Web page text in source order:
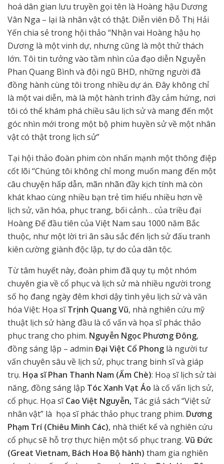
hoá dân gian lưu truyền gọi tên là Hoàng hậu Dương
Vân Nga – lại là nhân vật có thật. Diễn viên Đỗ Thị Hải
Yến chia sẻ trong hội thảo “Nhận vai Hoàng hậu họ
Dương là một vinh dự, nhưng cũng là một thử thách
lớn. Tôi tin tưởng vào tầm nhìn của đạo diễn Nguyễn
Phan Quang Bình và đội ngũ BHD, những người đã
đồng hành cùng tôi trong nhiều dự án. Đây không chỉ
là một vai diễn, mà là một hành trình đầy cảm hứng, nơi
tôi có thể khám phá chiều sâu lịch sử và mang đến một
góc nhìn mới trong một bộ phim huyền sử về một nhân
vật có thật trong lịch sử”
Tại hội thảo đoàn phim còn nhấn mạnh một thông điệp
cốt lõi “Chúng tôi không chỉ mong muốn mang đến một
câu chuyện hấp dẫn, mãn nhãn đầy kịch tính mà còn
khát khao cùng nhiều bạn trẻ tìm hiểu nhiều hơn về
lịch sử, văn hóa, phục trang, bối cảnh… của triều đại
Hoàng Đế đầu tiên của Việt Nam sau 1000 năm Bắc
thuộc, như một lời tri ân sâu sắc đến lịch sử đấu tranh
kiên cường giành độc lập, tự do của dân tộc.
Từ tâm huyết này, đoàn phim đã quy tụ một nhóm
chuyên gia về cổ phục và lịch sử mà nhiều người trong
số họ đang ngày đêm khơi dậy tình yêu lịch sử và văn
hóa Việt: Họa sĩTrịnh Quang Vũ, nhà nghiên cứu mỹ
thuật lịch sử hàng đầu là cố vấn và họa sĩ phác thảo
phục trang cho phim. Nguyễn Ngọc Phương Đông,
đồng sáng lập – admin Đại Việt Cổ Phong là người tư
vấn chuyên sâu về lịch sử, phục trang binh sĩ và giáp
trụ. Họa sĩ Phan Thanh Nam (Ấm Chè): Hoạ sĩ lịch sử tài
năng, đồng sáng lập Tóc Xanh Vạt Áo là cố vấn lịch sử,
cổ phục. Họa sĩCao Việt Nguyễn, Tác giả sách “Việt sử
nhân vật” là họa sĩ phác thảo phục trang phim. Dương
Phạm Trí (Chiêu Minh Các), nhà thiết kế và nghiên cứu
cổ phục sẽ hỗ trợ thực hiện một số phục trang. Vũ Đức
(Great Vietnam, Bách Hoa Bộ hành) tham gia nghiên